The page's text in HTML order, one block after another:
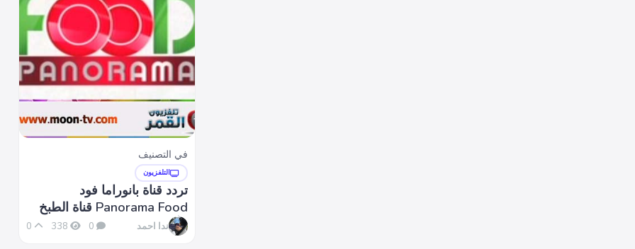
في التصنيف
التلفزيون
تردد قناة بانوراما فود
Panorama Food قناة الطبخ
الأولىندا احمد 0
338